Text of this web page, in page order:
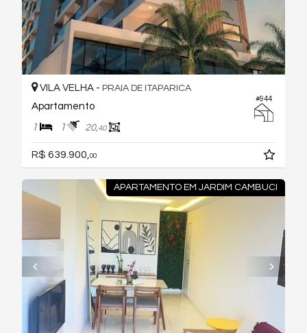
#944
VILA VELHA - PRAIA DE ITAPARICA
Apartamento
1 1 20,40
R$ 639.900, 00
APARTAMENTO EM JARDIM CAMBUCI